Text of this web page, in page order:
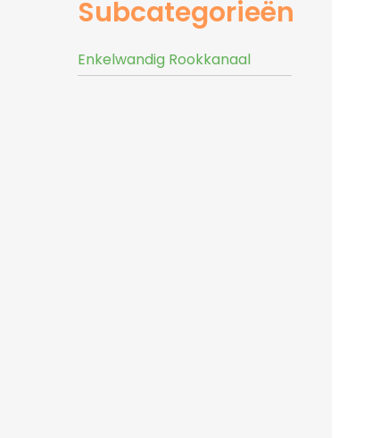
Subcategorieën
Enkelwandig Rookkanaal